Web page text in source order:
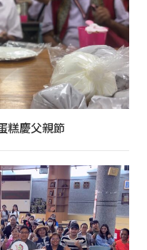
糕慶父親節